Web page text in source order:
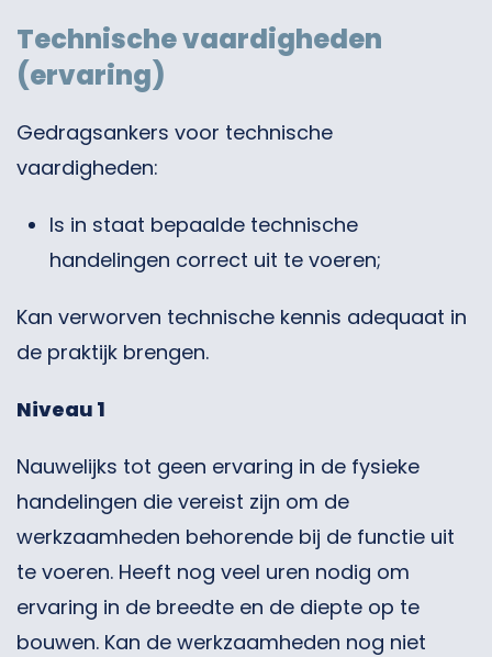
Technische vaardigheden
(ervaring)
Gedragsankers voor technische
vaardigheden:
Is in staat bepaalde technische
handelingen correct uit te voeren;
Kan verworven technische kennis adequaat in
de praktijk brengen.
Niveau 1
Nauwelijks tot geen ervaring in de fysieke
handelingen die vereist zijn om de
werkzaamheden behorende bij de functie uit
te voeren. Heeft nog veel uren nodig om
ervaring in de breedte en de diepte op te
bouwen. Kan de werkzaamheden nog niet